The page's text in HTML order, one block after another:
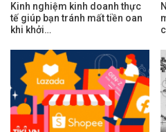
Kinh nghiệm kinh doanh thực
tế giúp bạn tránh mất tiền oan
khi khởi…